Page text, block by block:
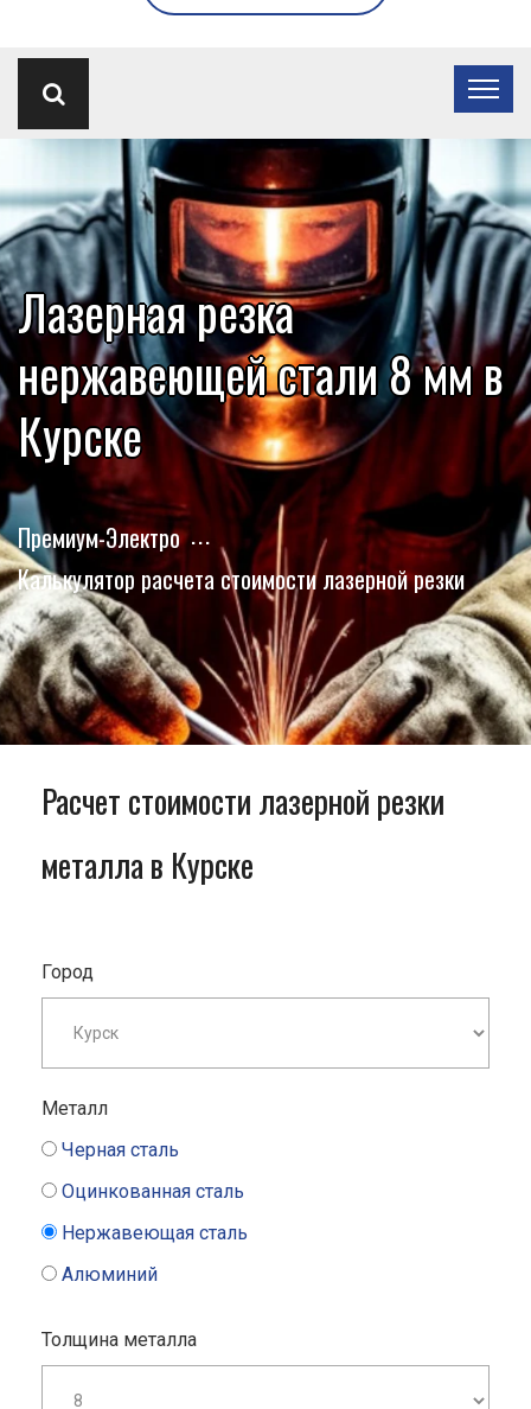
Лазерная резка
нержавеющей стали 8 мм в
Курске
Премиум-Электро
Калькулятор расчета стоимости лазерной резки
Расчет стоимости лазерной резки
металла в Курске
Город
Металл
Черная сталь
Оцинкованная сталь
Нержавеющая сталь
Алюминий
Толщина металла